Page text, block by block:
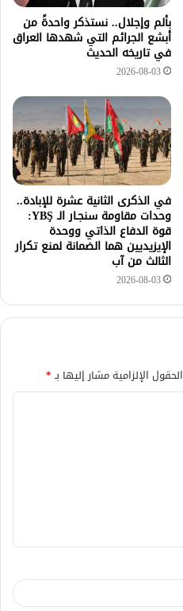
بألم وإجلال.. نستذكر واحدةً من
أبشع الجرائم التي شهدها العراق
في تاريخه الحديث
2026-08-03
في الذكرى الثانية عشرة للإبادة..
وحدات مقاومة سنجـار الـ YBŞ:
قوة الدفاع الذاتي ووحدة
الإيزيديين هما الضمانة لمنع تكرار
الثالث من آب
2026-08-03
الحقول الإلزامية مشار إليها بـ*